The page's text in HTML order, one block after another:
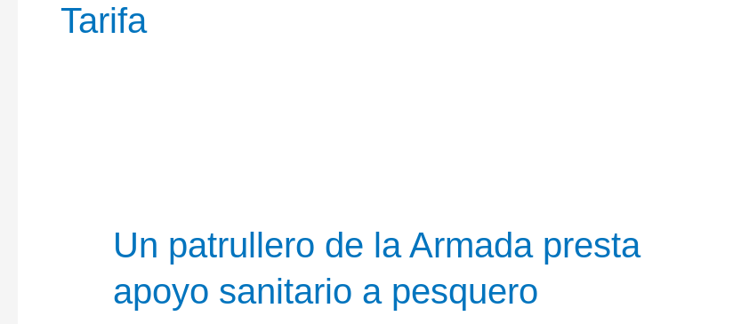
Tarifa
Un patrullero de la Armada presta
apoyo sanitario a pesquero